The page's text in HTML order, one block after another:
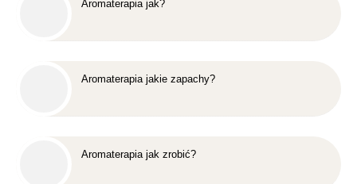
Aromaterapia jak?
Aromaterapia jakie zapachy?
Aromaterapia jak zrobić?